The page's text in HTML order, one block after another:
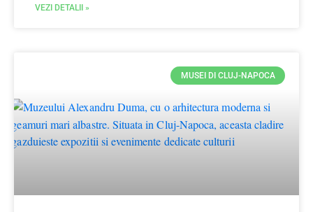
VEZI DETALII »
MUSEI DI CLUJ-NAPOCA